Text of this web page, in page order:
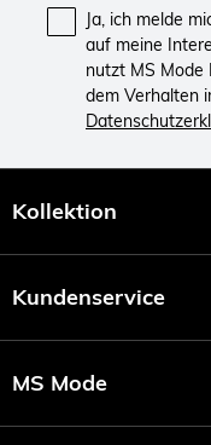
Ja, ich melde
auf meine
nutzt MS Mode
dem Verhalten
Kollektion
Kundenservice
MS Mode